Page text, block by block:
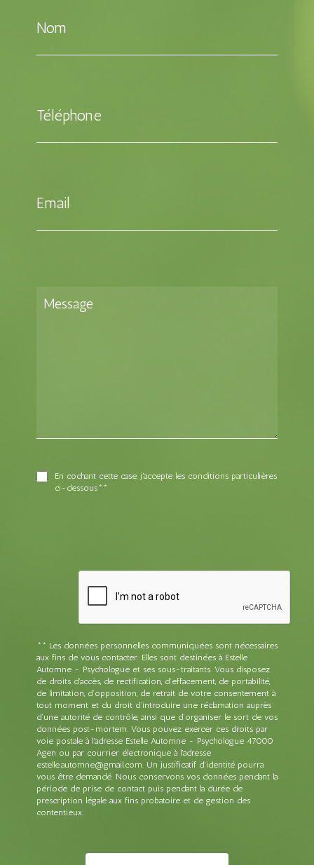
Nom
Téléphone
Email
En cochant cette case, j'accepte les conditions particulières
ci-dessous**
** Les données personnelles communiquées sont nécessaires
aux fins de vous contacter. Elles sont destinées à Estelle
Automne - Psychologue et ses sous-traitants. Vous disposez
de droits d’accès, de rectification, d’effacement, de portabilité,
de limitation, d’opposition, de retrait de votre consentement à
tout moment et du droit d’introduire une réclamation auprès
d’une autorité de contrôle, ainsi que d’organiser le sort de vos
données post-mortem. Vous pouvez exercer ces droits par
voie postale à l'adresse Estelle Automne - Psychologue 47000
Agen ou par courrier électronique à l'adresse
estelle.automne@gmail.com. Un justificatif d'identité pourra
vous être demandé. Nous conservons vos données pendant la
période de prise de contact puis pendant la durée de
prescription légale aux fins probatoire et de gestion des
contentieux.